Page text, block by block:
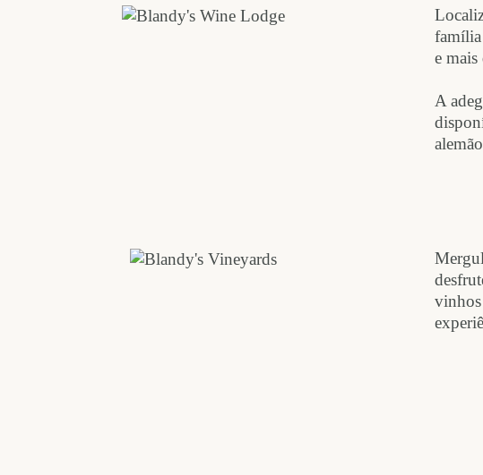
família
e
A
vinhos